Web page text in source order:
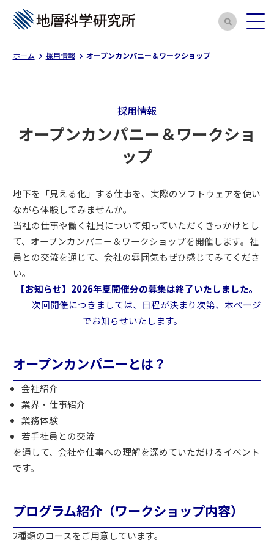
ホーム 採用情報 オープンカンパニー＆ワークショップ
採用情報
オープンカンパニー＆ワークショ
ップ
地下を「見える化」する仕事を、実際のソフトウェアを使い
ながら体験してみませんか。
当社の仕事や働く社員について知っていただくきっかけとし
て、オープンカンパニー＆ワークショップを開催します。社
員との交流を通じて、会社の雰囲気もぜひ感じてみてくださ
い。
【お知らせ】2026年夏開催分の募集は終了いたしました。
－ 次回開催につきましては、日程が決まり次第、本ページ
でお知らせいたします。－
オープンカンパニーとは？
会社紹介
業界・仕事紹介
業務体験
若手社員との交流
を通して、会社や仕事への理解を深めていただけるイベント
です。
プログラム紹介（ワークショップ内容）
2種類のコースをご用意しています。